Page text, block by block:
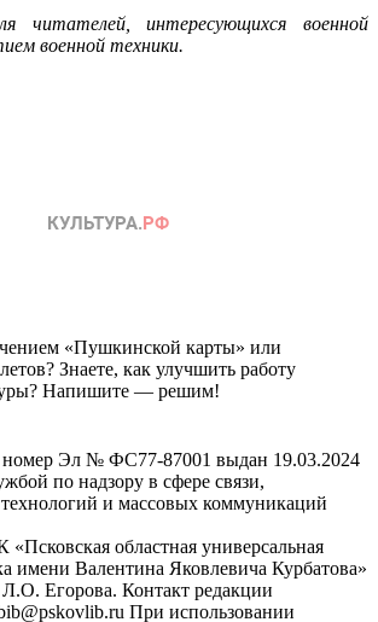
читателей, интересующихся военной
военной техники.
«Пушкинской карты» или
Знаете, как улучшить работу
Напишите — решим!
номер Эл № ФС77-87001 выдан 19.03.2024
по надзору в сфере связи,
и массовых коммуникаций
областная универсальная
имени Валентина Яковлевича Курбатова»
Егорова. Контакт редакции
При использовании